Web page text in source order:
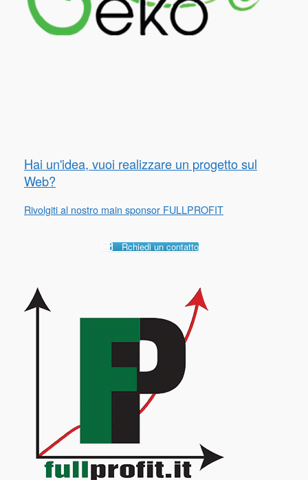
Hai un'idea, vuoi realizzare un progetto sul
Web?
Rivolgiti al nostro main sponsor FULLPROFIT
Rchiedi un contatto